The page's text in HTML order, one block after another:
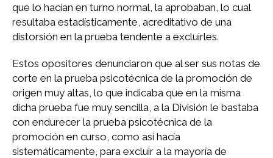
que lo hacían en turno normal, la aprobaban, lo cual
resultaba estadísticamente, acreditativo de una
distorsión en la prueba tendente a excluirles.
Estos opositores denunciaron que al ser sus notas de
corte en la prueba psicotécnica de la promoción de
origen muy altas, lo que indicaba que en la misma
dicha prueba fue muy sencilla, a la División le bastaba
con endurecer la prueba psicotécnica de la
promoción en curso, como así hacía
sistemáticamente, para excluir a la mayoría de